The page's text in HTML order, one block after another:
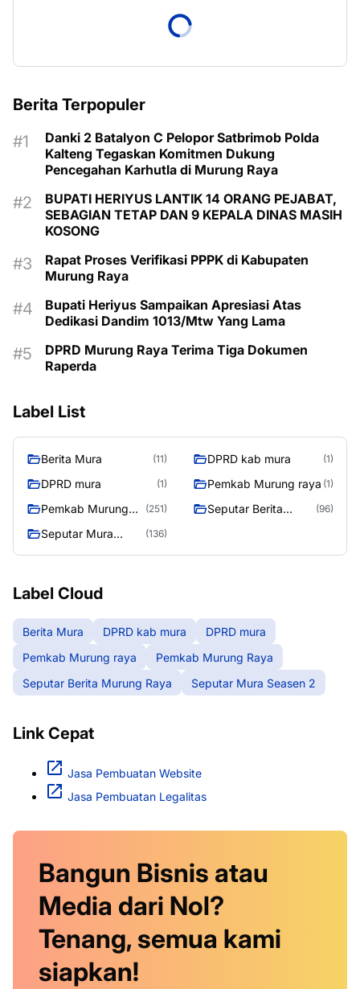
Berita Terpopuler
Danki 2 Batalyon C Pelopor Satbrimob Polda
Kalteng Tegaskan Komitmen Dukung
Pencegahan Karhutla di Murung Raya
BUPATI HERIYUS LANTIK 14 ORANG PEJABAT,
SEBAGIAN TETAP DAN 9 KEPALA DINAS MASIH
KOSONG
Rapat Proses Verifikasi PPPK di Kabupaten
Murung Raya
Bupati Heriyus Sampaikan Apresiasi Atas
Dedikasi Dandim 1013/Mtw Yang Lama
DPRD Murung Raya Terima Tiga Dokumen
Raperda
Label List
Berita Mura (11) DPRD kab mura (1)
DPRD mura (1) Pemkab Murung raya (1)
Pemkab Murung
(251)
Seputar Berita
(96)
Seputar Mura
(136)
Label Cloud
Berita Mura DPRD kab mura
DPRD mura
Pemkab Murung raya
Pemkab Murung Raya
Seputar Berita Murung Raya
Seputar Mura Seasen 2
Link Cepat
Jasa Pembuatan Website
Jasa Pembuatan Legalitas
Bangun Bisnis atau
Media dari Nol?
Tenang, semua kami
siapkan!